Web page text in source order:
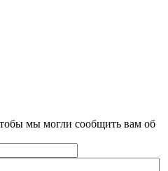
мы могли сообщить вам об